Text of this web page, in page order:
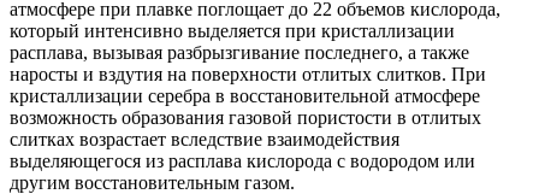
атмосфере при плавке поглощает до 22 объемов кислорода,
который интенсивно выделяется при кристаллизации
расплава, вызывая разбрызгивание последнего, а также
наросты и вздутия на поверхности отлитых слитков. При
кристаллизации серебра в восстановительной атмосфере
возможность образования газовой пористости в отлитых
слитках возрастает вследствие взаимодействия
выделяющегося из расплава кислорода с водородом или
другим восстановительным газом.